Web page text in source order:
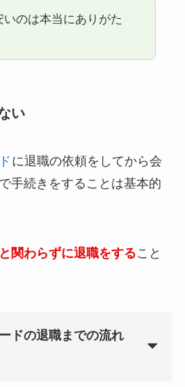
いのは本当にありがた
い
に退職の依頼をしてから会
手続きをすることは基本的
関わらずに退職をすること
ドの退職までの流れ